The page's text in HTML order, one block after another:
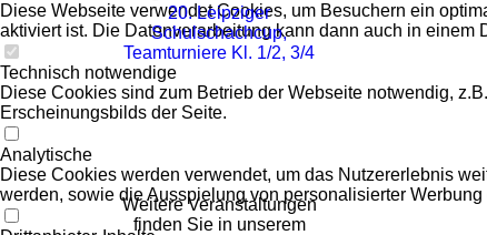
20. Leipziger
Schulschachcup,
Teamturniere Kl. 1/2, 3/4
Weitere Veranstaltungen
finden Sie in unserem
Diese Webseite verwendet Cookies, um Besuchern ein
aktiviert ist. Die Datenverarbeitung kann dann auch in
Technisch notwendige
Diese Cookies sind zum Betrieb der Webseite notwendig,
Erscheinungsbilds der Seite.
Analytische
Diese Cookies werden verwendet, um das Nutzererlebnis
werden, sowie die Ausspielung von personalisierter